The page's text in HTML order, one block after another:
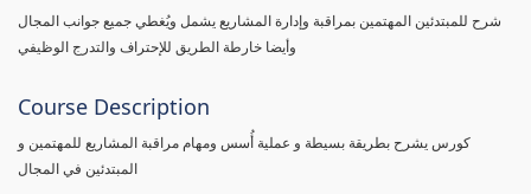
شرح للمبتدئين المهتمين بمراقبة وإدارة المشاريع يشمل ويُغطي جميع جوانب المجال
وأيضا خارطة الطريق للإحتراف والتدرج الوظيفي
Course Description
كورس يشرح بطريقة بسيطة و عملية أُسس ومهام مراقبة المشاريع للمهتمين و
المبتدئين في المجال